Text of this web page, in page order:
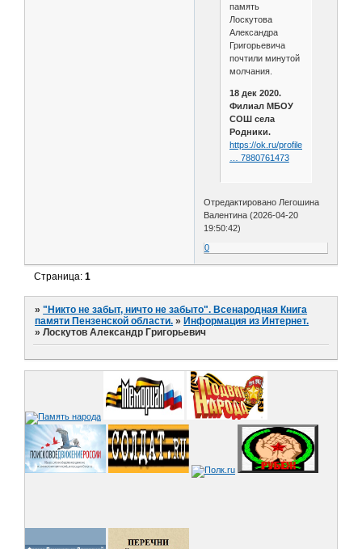
память
Лоскутова
Александра
Григорьевича
почтили минутой
молчания.
18 дек 2020.
Филиал МБОУ
СОШ села
Родники.
https://ok.ru/profile/
… 7880761473
Отредактировано Легошина
Валентина (2026-04-20
19:50:42)
0
Страница:1
»"Никто не забыт, ничто не забыто". Всенародная Книга
памяти Пензенской области. » Информация из Интернет.
»Лоскутов Александр Григорьевич